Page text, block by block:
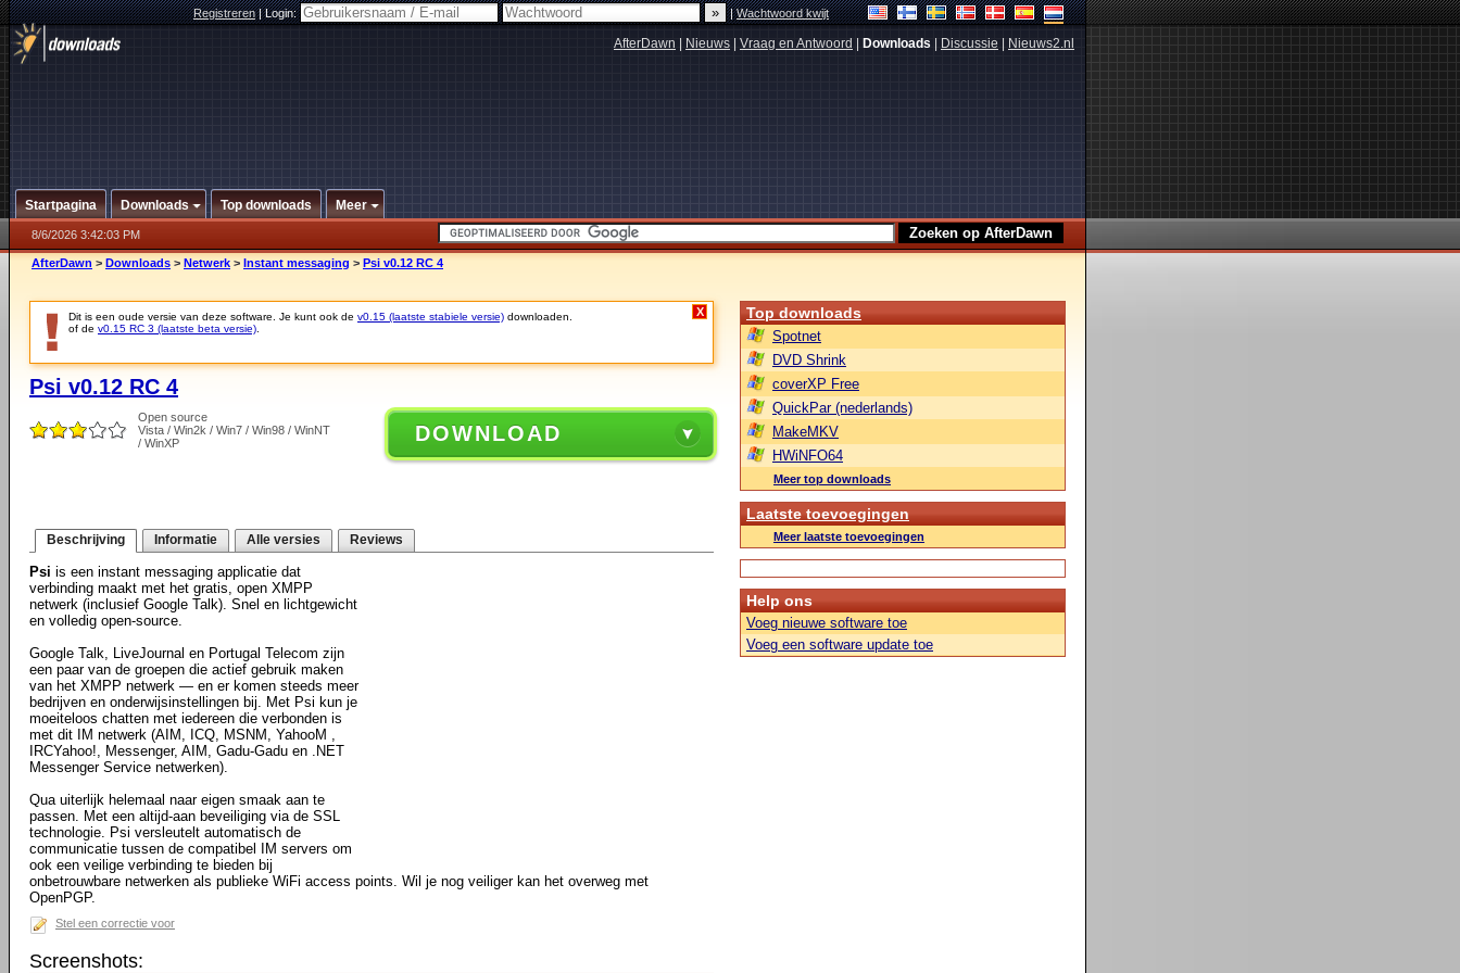
Registreren|Login: |Wachtwoord kwijt
AfterDawn Nieuws Vraag en Antwoord Downloads Discussie Nieuws2.nl
Startpagina Downloads Top downloads Meer
8/6/2026 3:42:03 PM
AfterDawn > Downloads > Netwerk > Instant messaging > Psi v0.12 RC 4
Dit is een oude versie van deze software. Je kunt ook de v0.15 (laatste stabiele versie) downloaden.
of de v0.15 RC 3 (laatste beta versie)
X
Psi v0.12 RC 4
Open source
Vista / Win2k / Win7 / Win98 / WinNT
/ WinXP
DOWNLOAD
Beschrijving Informatie Alle versies Reviews
Psi is een instant messaging applicatie dat
verbinding maakt met het gratis, open XMPP
netwerk (inclusief Google Talk). Snel en lichtgewicht
en volledig open-source.
Google Talk, LiveJournal en Portugal Telecom zijn
een paar van de groepen die actief gebruik maken
van het XMPP netwerk — en er komen steeds meer
bedrijven en onderwijsinstellingen bij. Met Psi kun je
moeiteloos chatten met iedereen die verbonden is
met dit IM netwerk (AIM, ICQ, MSNM, YahooM ,
IRCYahoo!, Messenger, AIM, Gadu-Gadu en .NET
Messenger Service netwerken).
Qua uiterlijk helemaal naar eigen smaak aan te
passen. Met een altijd-aan beveiliging via de SSL
technologie. Psi versleutelt automatisch de
communicatie tussen de compatibel IM servers om
ook een veilige verbinding te bieden bij
onbetrouwbare netwerken als publieke WiFi access points. Wil je nog veiliger kan het overweg met
OpenPGP.
Stel een correctie voor
Screenshots:
Top downloads
Spotnet
DVD Shrink
coverXP Free
QuickPar (nederlands)
MakeMKV
HWiNFO64
Meer top downloads
Laatste toevoegingen
Meer laatste toevoegingen
Help ons
Voeg nieuwe software toe
Voeg een software update toe